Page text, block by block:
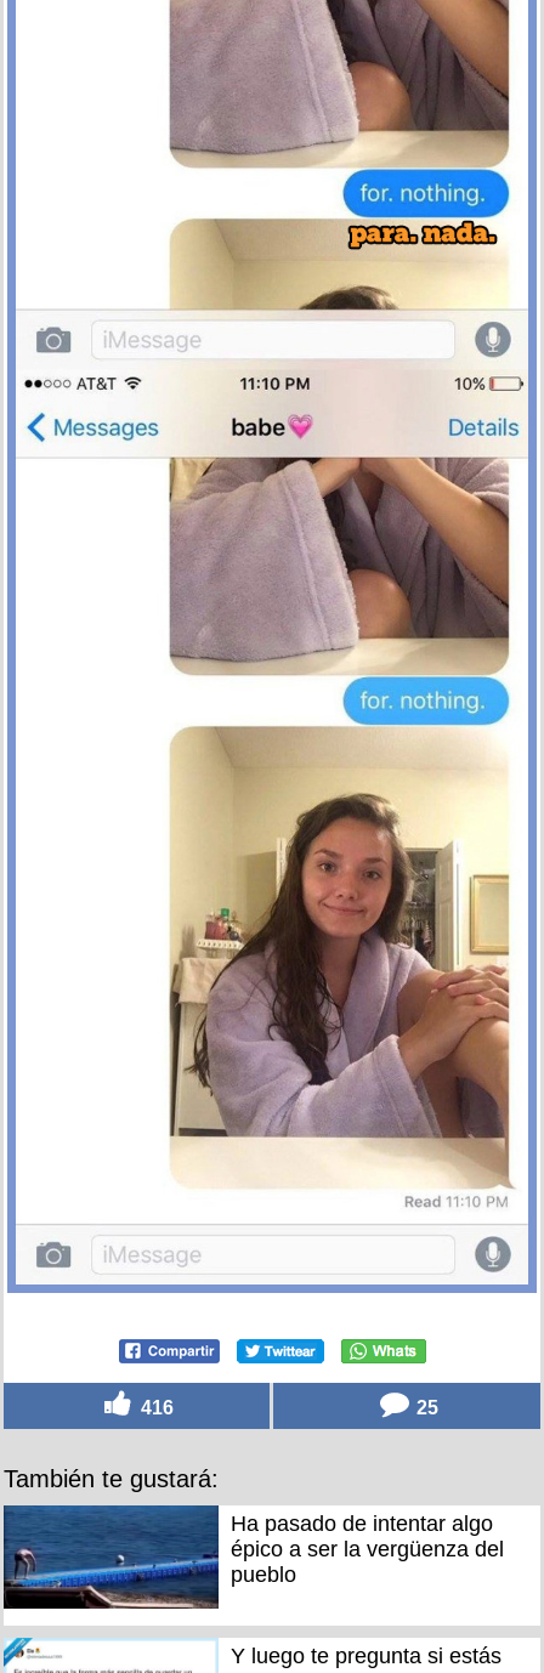
416 25
También te gustará:
Ha pasado de intentar algo
épico a ser la vergüenza del
pueblo
Y luego te pregunta si estás